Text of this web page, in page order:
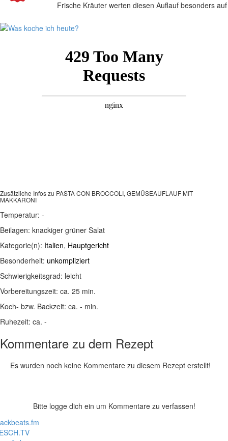
Frische Kräuter werten diesen Auflauf besonders auf
Zusätzliche Infos zu PASTA CON BROCCOLI, GEMÜSEAUFLAUF MIT
MAKKARONI
Temperatur: -
Beilagen: knackiger grüner Salat
Kategorie(n): Italien, Hauptgericht
Besonderheit: unkompliziert
Schwierigkeitsgrad: leicht
Vorbereitungszeit: ca. 25 min.
Koch- bzw. Backzeit: ca. - min.
Ruhezeit: ca. -
Kommentare zu dem Rezept
Es wurden noch keine Kommentare zu diesem Rezept erstellt!
Bitte logge dich ein um Kommentare zu verfassen!